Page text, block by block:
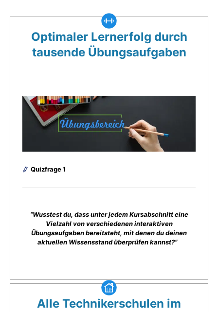
Optimaler Lernerfolg durch
tausende Übungsaufgaben
Quizfrage 1
“Wusstest du, dass unter jedem Kursabschnitt eine
Vielzahl von verschiedenen interaktiven
Übungsaufgaben bereitsteht, mit denen du deinen
aktuellen Wissensstand überprüfen kannst?”
Alle Technikerschulen im